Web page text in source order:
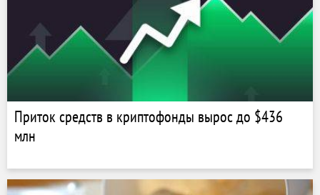
Приток средств в криптофонды вырос до $436
млн